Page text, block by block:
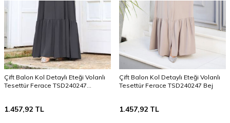
Çift Balon Kol Detaylı Eteği Volanlı
Tesettür Ferace TSD240247
1.457,92 TL
Çift Balon Kol Detaylı Eteği Volanlı
Tesettür Ferace TSD240247 Bej
1.457,92TL